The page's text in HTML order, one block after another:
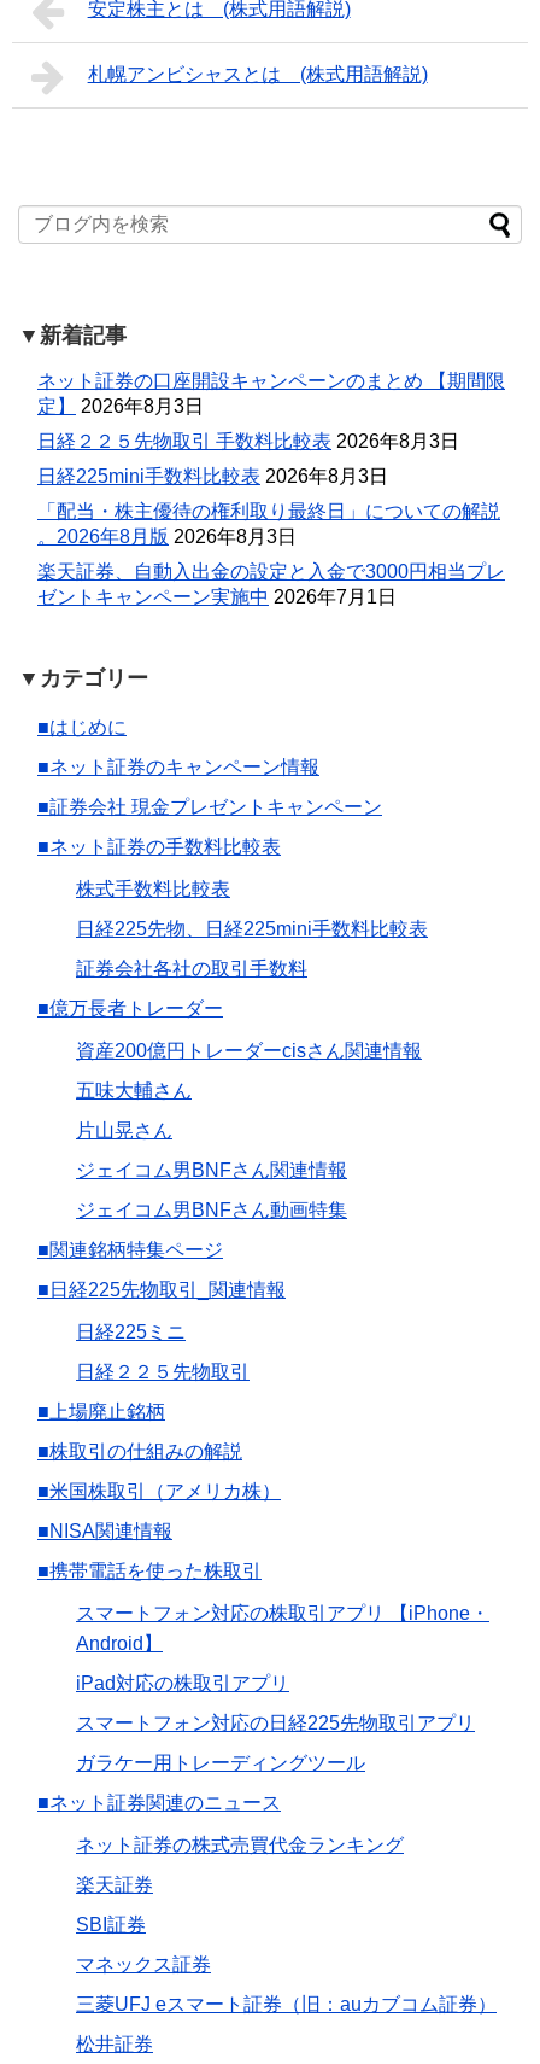
安定株主とは (株式用語解説)
札幌アンビシャスとは (株式用語解説)
▼新着記事
ネット証券の口座開設キャンペーンのまとめ 【期間限
定】
2026年8月3日
日経２２５先物取引 手数料比較表 2026年8月3日
日経225mini手数料比較表 2026年8月3日
「配当・株主優待の権利取り最終日」についての解説
。2026年8月版 2026年8月3日
楽天証券、自動入出金の設定と入金で3000円相当プレ
ゼントキャンペーン実施中 2026年7月1日
▼カテゴリー
■はじめに
■ネット証券のキャンペーン情報
■証券会社 現金プレゼントキャンペーン
■ネット証券の手数料比較表
株式手数料比較表
日経225先物、日経225mini手数料比較表
証券会社各社の取引手数料
■億万長者トレーダー
資産200億円トレーダーcisさん関連情報
五味大輔さん
片山晃さん
ジェイコム男BNFさん関連情報
ジェイコム男BNFさん動画特集
■関連銘柄特集ページ
■日経225先物取引_関連情報
日経225ミニ
日経２２５先物取引
■上場廃止銘柄
■株取引の仕組みの解説
■米国株取引（アメリカ株）
■NISA関連情報
■携帯電話を使った株取引
スマートフォン対応の株取引アプリ 【iPhone・
Android】
iPad対応の株取引アプリ
スマートフォン対応の日経225先物取引アプリ
ガラケー用トレーディングツール
■ネット証券関連のニュース
ネット証券の株式売買代金ランキング
楽天証券
SBI証券
マネックス証券
三菱UFJ eスマート証券（旧：auカブコム証券）
松井証券